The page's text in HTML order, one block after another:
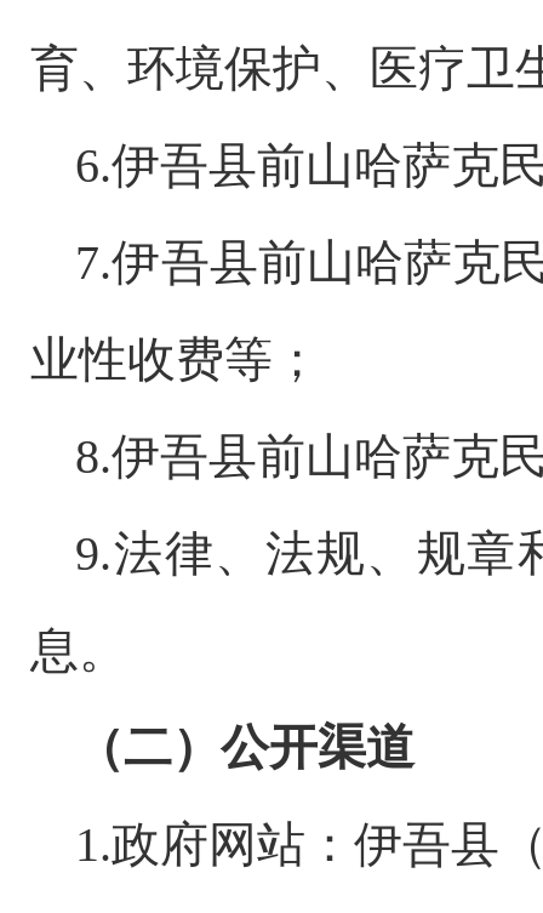
育、环境保护、医疗卫
6.伊吾县前山哈萨克
7.伊吾县前山哈萨克
业性收费等；
8.伊吾县前山哈萨克
9.法律、法规、规章
息。
（二）公开渠道
1.政府网站：伊吾县